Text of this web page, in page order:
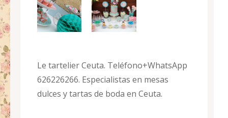
Le tartelier Ceuta. Teléfono+WhatsApp
626226266. Especialistas en mesas
dulces y tartas de boda en Ceuta.